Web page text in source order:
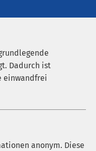
Dadurch ist
einwandfrei
anonym. Diese
mehr als 20